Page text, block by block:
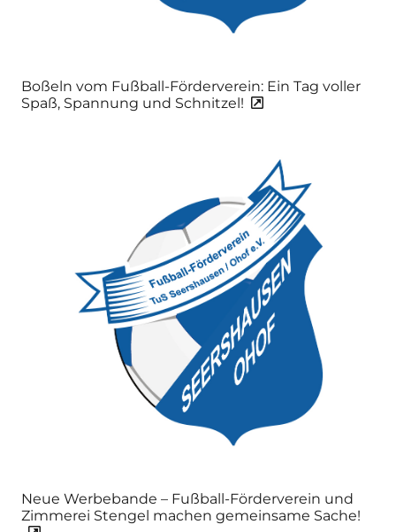
Boßeln vom Fußball-Förderverein: Ein Tag voller
Spaß, Spannung und Schnitzel!
Neue Werbebande – Fußball-Förderverein und
Zimmerei Stengel machen gemeinsame Sache!